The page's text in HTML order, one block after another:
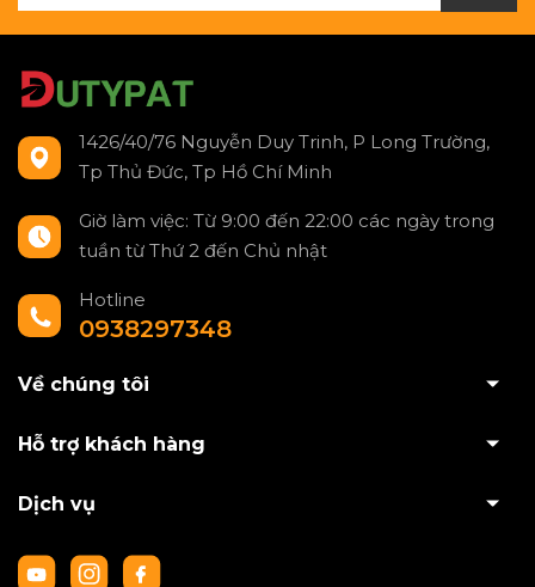
1426/40/76 Nguyễn Duy Trinh, P Long Trường,
Tp Thủ Đức, Tp Hồ Chí Minh
Giờ làm việc: Từ 9:00 đến 22:00 các ngày trong
tuần từ Thứ 2 đến Chủ nhật
Hotline
0938297348
Về chúng tôi
Hỗ trợ khách hàng
Dịch vụ